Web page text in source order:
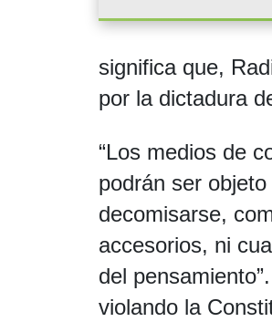
significa que,
por la dictadura
“Los medios de
podrán ser
decomisarse,
accesorios, ni
del
violando la